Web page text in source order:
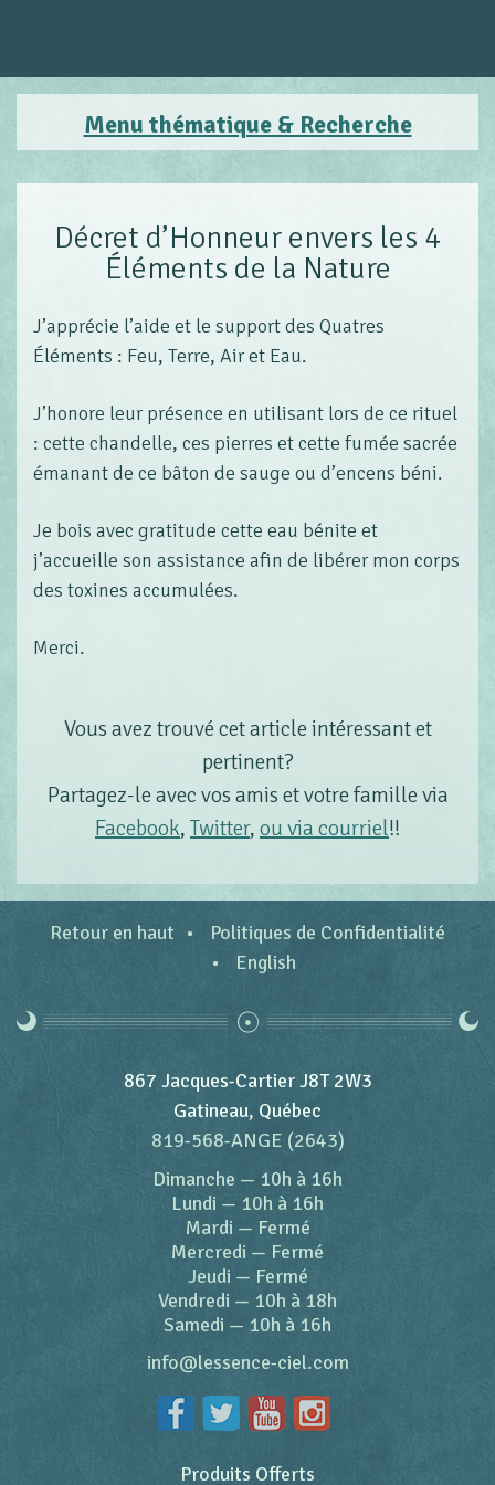
Menu thématique & Recherche
Décret d’Honneur envers les 4
Éléments de la Nature
J’apprécie l’aide et le support des Quatres
Éléments : Feu, Terre, Air et Eau.
J’honore leur présence en utilisant lors de ce rituel
: cette chandelle, ces pierres et cette fumée sacrée
émanant de ce bâton de sauge ou d’encens béni.
Je bois avec gratitude cette eau bénite et
j’accueille son assistance afin de libérer mon corps
des toxines accumulées.
Merci.
Vous avez trouvé cet article intéressant et
pertinent?
Partagez-le avec vos amis et votre famille via
Facebook, Twitter, ou via courriel!!
Retour en haut
Politiques de Confidentialité
English
867 Jacques-Cartier J8T 2W3
Gatineau, Québec
819-568-ANGE (2643)
Dimanche — 10h à 16h
Lundi — 10h à 16h
Mardi — Fermé
Mercredi — Fermé
Jeudi — Fermé
Vendredi — 10h à 18h
Samedi — 10h à 16h
info@lessence-ciel.com
Produits Offerts